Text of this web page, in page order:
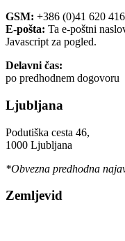
GSM: +386 (0)41 620 416
E-pošta: Ta e-poštni
Javascript za pogled.
Delavni čas:
po predhodnem dogovoru
Ljubljana
Podutiška cesta 46,
1000 Ljubljana
*Obvezna predhodna
Zemljevid